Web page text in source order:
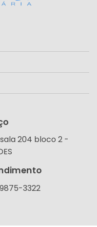
204 bloco 2 -
3322